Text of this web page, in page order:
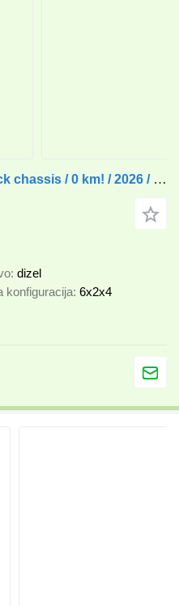
MAN TGM 26.320 6x2-4 / truck chassis / 0 km! / 2026 / steering axle
dizel
konfiguracija 6x2x4